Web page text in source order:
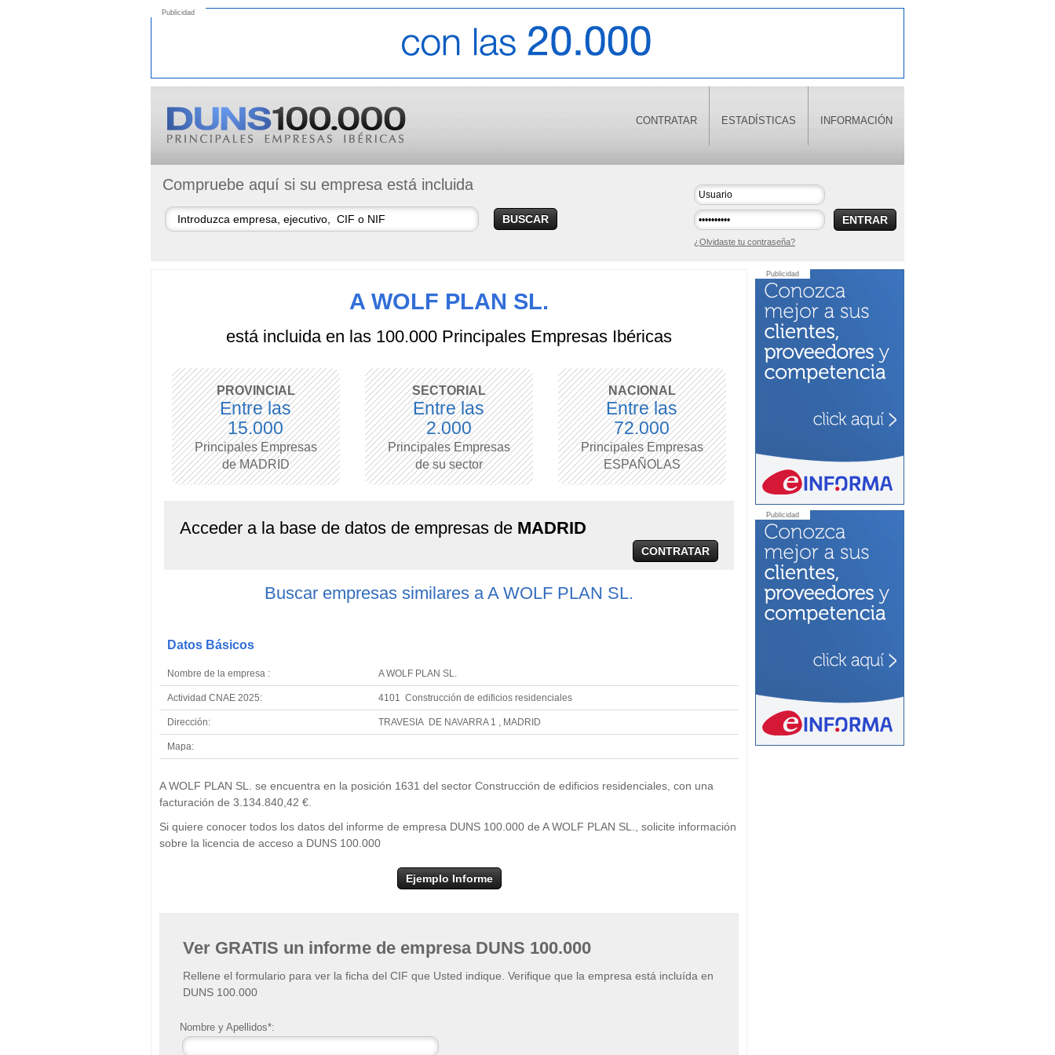
Publicidad
CONTRATAR ESTADÍSTICAS INFORMACIÓN
Compruebe aquí si su empresa está incluida
BUSCAR ENTRAR
¿Olvidaste tu contraseña?
A WOLF PLAN SL.
está incluida en las 100.000 Principales Empresas Ibéricas
PROVINCIAL
Entre las
15.000
Principales Empresas
de MADRID
SECTORIAL
Entre las
2.000
Principales Empresas
de su sector
NACIONAL
Entre las
72.000
Principales Empresas
ESPAÑOLAS
Acceder a la base de datos de empresas de MADRID
CONTRATAR
Buscar empresas similares a A WOLF PLAN SL.
Datos Básicos
Nombre de la empresa : A WOLF PLAN SL.
Actividad CNAE 2025: 4101 Construcción de edificios residenciales
Dirección: TRAVESIA DE NAVARRA 1 , MADRID
Mapa:
×
−
A WOLF PLAN SL. se encuentra en la posición 1631 del sector Construcción de edificios residenciales, con una
facturación de 3.134.840,42 €.
Si quiere conocer todos los datos del informe de empresa DUNS 100.000 de A WOLF PLAN SL., solicite información
sobre la licencia de acceso a DUNS 100.000
Ejemplo Informe
Ver GRATIS un informe de empresa DUNS 100.000
Rellene el formulario para ver la ficha del CIF que Usted indique. Verifique que la empresa está incluída en
DUNS 100.000
Nombre y Apellidos*:
Publicidad
Publicidad